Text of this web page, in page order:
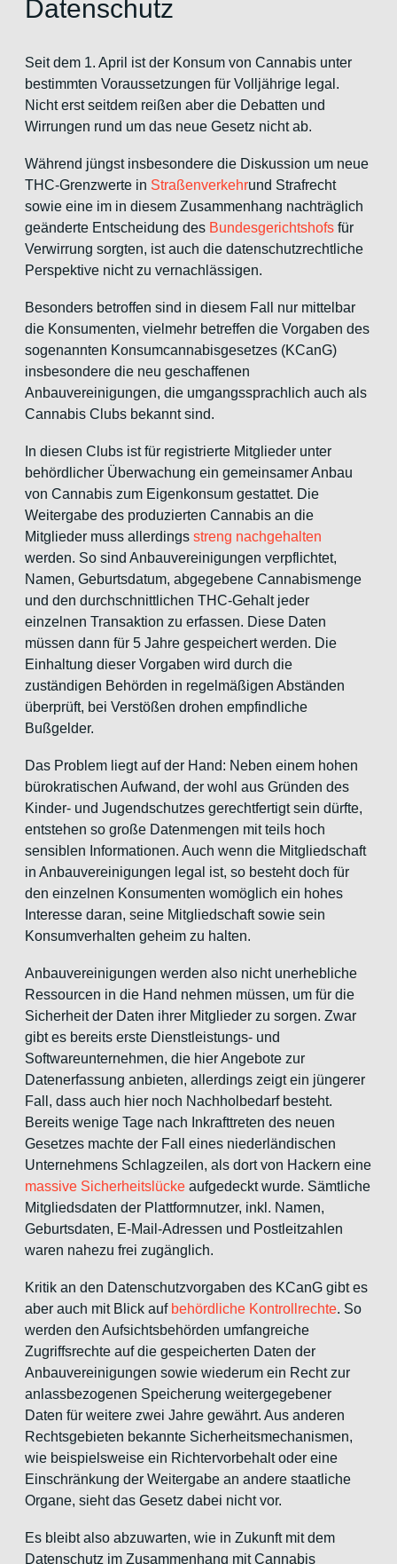
Datenschutz
Seit dem 1. April ist der Konsum von Cannabis unter
bestimmten Voraussetzungen für Volljährige legal.
Nicht erst seitdem reißen aber die Debatten und
Wirrungen rund um das neue Gesetz nicht ab.
Während jüngst insbesondere die Diskussion um neue
THC-Grenzwerte in Straßenverkehrund Strafrecht
sowie eine im in diesem Zusammenhang nachträglich
geänderte Entscheidung des Bundesgerichtshofs für
Verwirrung sorgten, ist auch die datenschutzrechtliche
Perspektive nicht zu vernachlässigen.
Besonders betroffen sind in diesem Fall nur mittelbar
die Konsumenten, vielmehr betreffen die Vorgaben des
sogenannten Konsumcannabisgesetzes (KCanG)
insbesondere die neu geschaffenen
Anbauvereinigungen, die umgangssprachlich auch als
Cannabis Clubs bekannt sind.
In diesen Clubs ist für registrierte Mitglieder unter
behördlicher Überwachung ein gemeinsamer Anbau
von Cannabis zum Eigenkonsum gestattet. Die
Weitergabe des produzierten Cannabis an die
Mitglieder muss allerdings streng nachgehalten
werden. So sind Anbauvereinigungen verpflichtet,
Namen, Geburtsdatum, abgegebene Cannabismenge
und den durchschnittlichen THC-Gehalt jeder
einzelnen Transaktion zu erfassen. Diese Daten
müssen dann für 5 Jahre gespeichert werden. Die
Einhaltung dieser Vorgaben wird durch die
zuständigen Behörden in regelmäßigen Abständen
überprüft, bei Verstößen drohen empfindliche
Bußgelder.
Das Problem liegt auf der Hand: Neben einem hohen
bürokratischen Aufwand, der wohl aus Gründen des
Kinder- und Jugendschutzes gerechtfertigt sein dürfte,
entstehen so große Datenmengen mit teils hoch
sensiblen Informationen. Auch wenn die Mitgliedschaft
in Anbauvereinigungen legal ist, so besteht doch für
den einzelnen Konsumenten womöglich ein hohes
Interesse daran, seine Mitgliedschaft sowie sein
Konsumverhalten geheim zu halten.
Anbauvereinigungen werden also nicht unerhebliche
Ressourcen in die Hand nehmen müssen, um für die
Sicherheit der Daten ihrer Mitglieder zu sorgen. Zwar
gibt es bereits erste Dienstleistungs- und
Softwareunternehmen, die hier Angebote zur
Datenerfassung anbieten, allerdings zeigt ein jüngerer
Fall, dass auch hier noch Nachholbedarf besteht.
Bereits wenige Tage nach Inkrafttreten des neuen
Gesetzes machte der Fall eines niederländischen
Unternehmens Schlagzeilen, als dort von Hackern eine
massive Sicherheitslücke aufgedeckt wurde. Sämtliche
Mitgliedsdaten der Plattformnutzer, inkl. Namen,
Geburtsdaten, E-Mail-Adressen und Postleitzahlen
waren nahezu frei zugänglich.
Kritik an den Datenschutzvorgaben des KCanG gibt es
aber auch mit Blick auf behördliche Kontrollrechte. So
werden den Aufsichtsbehörden umfangreiche
Zugriffsrechte auf die gespeicherten Daten der
Anbauvereinigungen sowie wiederum ein Recht zur
anlassbezogenen Speicherung weitergegebener
Daten für weitere zwei Jahre gewährt. Aus anderen
Rechtsgebieten bekannte Sicherheitsmechanismen,
wie beispielsweise ein Richtervorbehalt oder eine
Einschränkung der Weitergabe an andere staatliche
Organe, sieht das Gesetz dabei nicht vor.
Es bleibt also abzuwarten, wie in Zukunft mit dem
Datenschutz im Zusammenhang mit Cannabis